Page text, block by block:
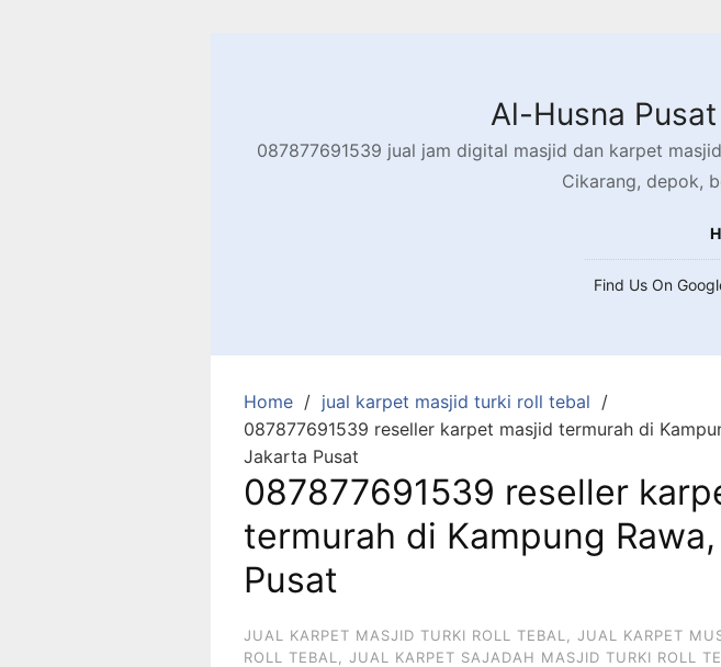
Al-Husna
087877691539 jual jam digital masjid dan karpet
Cikarang, depok,
Find Us On
Home
jual karpet masjid turki roll tebal
087877691539 reseller karpet masjid termurah di
Jakarta Pusat
087877691539 reseller
termurah di Kampung
Pusat
JUAL KARPET MASJID TURKI ROLL TEBAL
JUAL KARPET
ROLL TEBAL
JUAL KARPET SAJADAH MASJID TURKI ROLL